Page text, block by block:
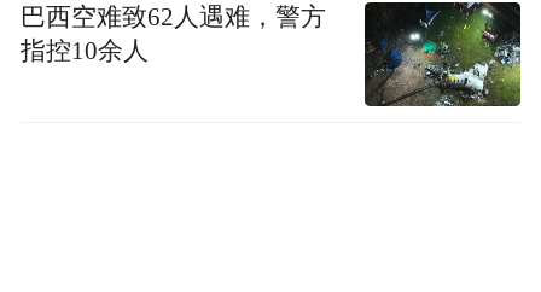
巴西空难致62人遇难，警方
指控10余人